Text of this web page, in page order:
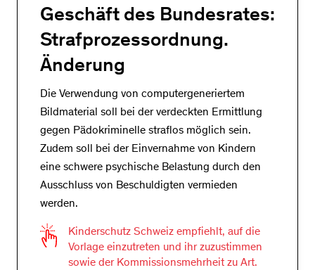
Geschäft des Bundesrates:
Strafprozessordnung.
Änderung
Die Verwendung von computergeneriertem
Bildmaterial soll bei der verdeckten Ermittlung
gegen Pädokriminelle straflos möglich sein.
Zudem soll bei der Einvernahme von Kindern
eine schwere psychische Belastung durch den
Ausschluss von Beschuldigten vermieden
werden.
Kinderschutz Schweiz empfiehlt, auf die
Vorlage einzutreten und ihr zuzustimmen
sowie der Kommissionsmehrheit zu Art.